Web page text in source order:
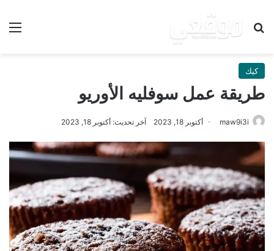
بحث عن
كيك
طريقة عمل سوفليه الأوريو
maw9i3i أكتوبر 18, 2023 آخر تحديث: أكتوبر 18, 2023